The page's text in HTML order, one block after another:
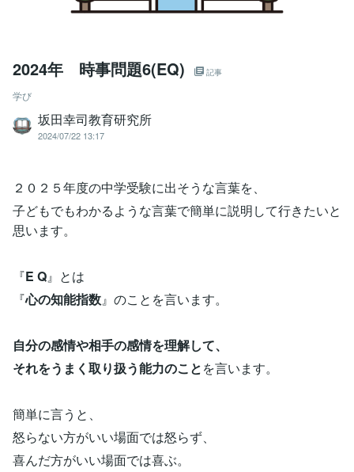
2024年 時事問題6(EQ) 記事
学び
坂田幸司教育研究所
2024/07/22 13:17
２０２５年度の中学受験に出そうな言葉を、
子どもでもわかるような言葉で簡単に説明して行きたいと
思います。
『E Q』とは
『心の知能指数』のことを言います。
自分の感情や相手の感情を理解して、
それをうまく取り扱う能力のことを言います。
簡単に言うと、
怒らない方がいい場面では怒らず、
喜んだ方がいい場面では喜ぶ。